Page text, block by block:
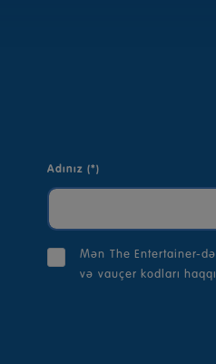
Adınız (*)
Mən The Entertainer-
və vauçer kodları